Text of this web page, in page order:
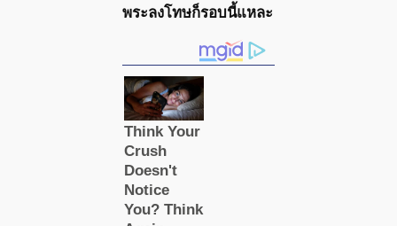
พระลงโทษก็รอบนี้แหละ